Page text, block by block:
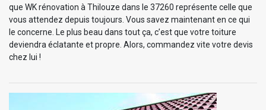
que WK rénovation à Thilouze dans le 37260 représente celle que
vous attendez depuis toujours. Vous savez maintenant en ce qui
le concerne. Le plus beau dans tout ça, c’est que votre toiture
deviendra éclatante et propre. Alors, commandez vite votre devis
chez lui !